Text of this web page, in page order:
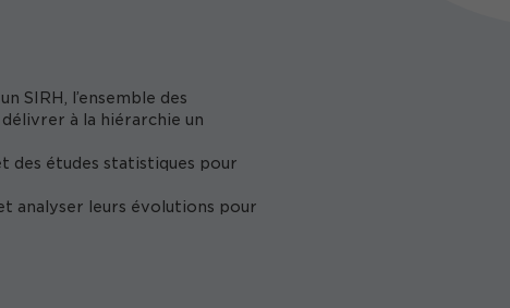
SIRH, l’ensemble des
à la hiérarchie un
des études statistiques pour
analyser leurs évolutions pour